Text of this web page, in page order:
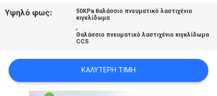
ΥΠΟΘΈΣΕΙΣ
PRIVACY
POLICY
Υψηλό φως:
50KPa θαλάσσιο πνευματικό λαστιχένιο
κιγκλίδωμα
,
Θαλάσσιο πνευματικό λαστιχένιο κιγκλίδωμα
CCS
ΚΑΛΎΤΕΡΗ ΤΙΜΉ